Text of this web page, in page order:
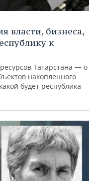
власти, бизнеса,
к
Татарстана — о
накопленного
будет республика